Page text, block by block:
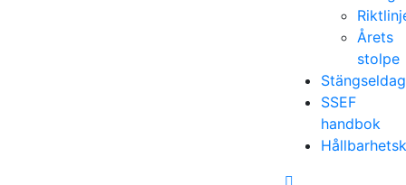
Årets
stolpe
SSEF
handbok